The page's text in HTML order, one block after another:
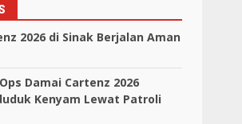
2026 di Sinak Berjalan Aman
Damai Cartenz 2026
Kenyam Lewat Patroli